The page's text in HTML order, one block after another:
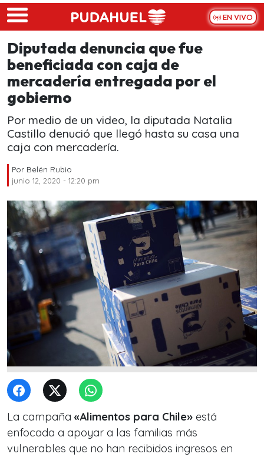
Skip to main content
EN VIVO
Diputada denuncia que fue
beneficiada con caja de
mercadería entregada por el
gobierno
Por medio de un video, la diputada Natalia
Castillo denució que llegó hasta su casa una
caja con mercadería.
Por Belén Rubio
junio 12, 2020 - 12:20 pm
La campaña «Alimentos para Chile» está
enfocada a apoyar a las familias más
vulnerables que no han recibidos ingresos en